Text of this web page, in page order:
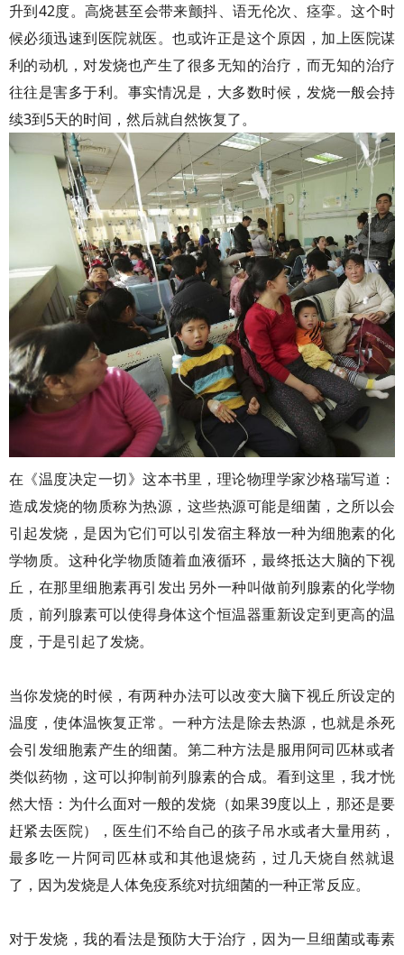
升到42度。高烧甚至会带来颤抖、语无伦次、痉挛。这个时
候必须迅速到医院就医。也或许正是这个原因，加上医院谋
利的动机，对发烧也产生了很多无知的治疗，而无知的治疗
往往是害多于利。事实情况是，大多数时候，发烧一般会持
续3到5天的时间，然后就自然恢复了。
在《温度决定一切》这本书里，理论物理学家沙格瑞写道：
造成发烧的物质称为热源，这些热源可能是细菌，之所以会
引起发烧，是因为它们可以引发宿主释放一种为细胞素的化
学物质。这种化学物质随着血液循环，最终抵达大脑的下视
丘，在那里细胞素再引发出另外一种叫做前列腺素的化学物
质，前列腺素可以使得身体这个恒温器重新设定到更高的温
度，于是引起了发烧。
当你发烧的时候，有两种办法可以改变大脑下视丘所设定的
温度，使体温恢复正常。一种方法是除去热源，也就是杀死
会引发细胞素产生的细菌。第二种方法是服用阿司匹林或者
类似药物，这可以抑制前列腺素的合成。看到这里，我才恍
然大悟：为什么面对一般的发烧（如果39度以上，那还是要
赶紧去医院），医生们不给自己的孩子吊水或者大量用药，
最多吃一片阿司匹林或和其他退烧药，过几天烧自然就退
了，因为发烧是人体免疫系统对抗细菌的一种正常反应。
对于发烧，我的看法是预防大于治疗，因为一旦细菌或毒素